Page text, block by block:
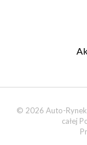
© 2026 Auto-
całej